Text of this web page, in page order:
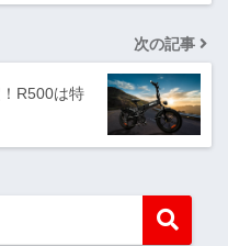
次の記事
R500は特